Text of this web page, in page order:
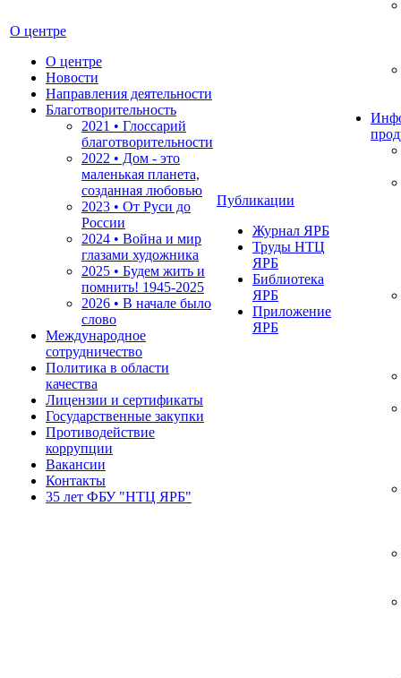
О центре
О центре
Новости
Направления деятельности
Благотворительность
2021 • Глоссарий
благотворительности
2022 • Дом - это
маленькая планета,
созданная любовью
2023 • От Руси до
России
2024 • Война и мир
глазами художника
2025 • Будем жить и
помнить! 1945-2025
2026 • В начале было
слово
Международное
сотрудничество
Политика в области
качества
Лицензии и сертификаты
Государственные закупки
Противодействие
коррупции
Вакансии
Контакты
35 лет ФБУ "НТЦ ЯРБ"
Публикации
Журнал ЯРБ
Труды НТЦ
ЯРБ
Библиотека
ЯРБ
Приложение
ЯРБ